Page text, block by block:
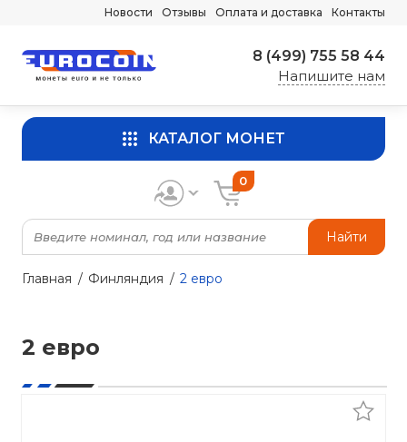
Новости Отзывы Оплата и доставка Контакты
8 (499) 755 58 44
Напишите нам
КАТАЛОГ МОНЕТ
Найти
0
Главная Финляндия 2 евро
2 евро